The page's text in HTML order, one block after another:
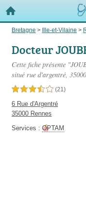
Bretagne > Ille-et-Vilaine >
Docteur
Cette fiche présente
situé rue d'argentré,
3,5 étoiles sur 5 (21)
6 Rue d'Argentré
35000 Rennes
Services : OPTAM